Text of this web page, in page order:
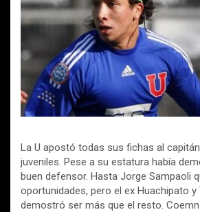
La U apostó todas sus fichas al
juveniles. Pese a su estatura había
buen defensor. Hasta Jorge Sampaoli
oportunidades, pero el ex Huachipato y
demostró ser más que el resto.